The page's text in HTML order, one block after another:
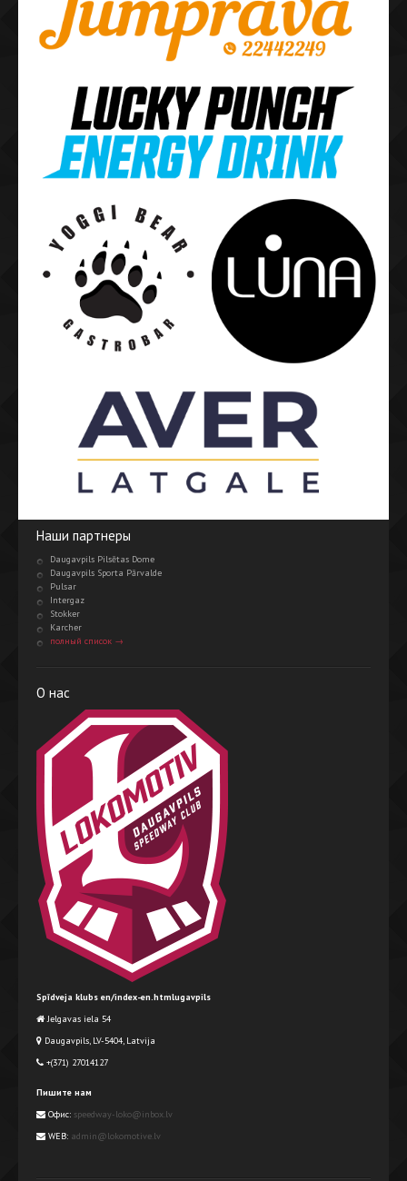
Наши партнеры
Daugavpils Pilsētas Dome
Daugavpils Sporta Pārvalde
Pulsar
Intergaz
Stokker
Karcher
полный список →
О нас
Spīdveja klubs en/index-en.htmlugavpils
Jelgavas iela 54
Daugavpils, LV-5404, Latvija
+(371) 27014127
Пишите нам
Офис: speedway-loko@inbox.lv
WEB: admin@lokomotive.lv